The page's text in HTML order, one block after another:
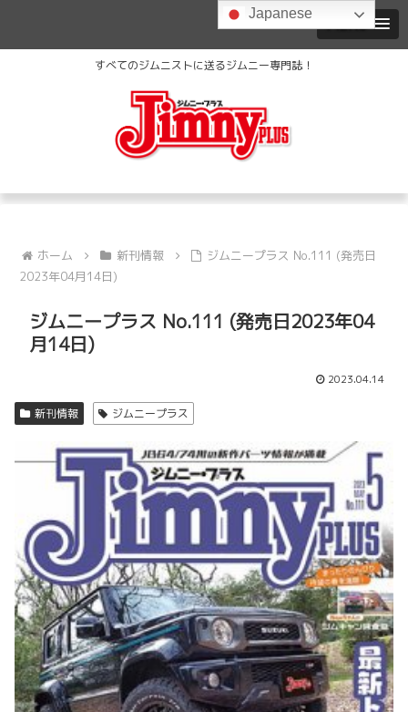
MENU
すべてのジムニストに送るジムニー専門誌！
ホーム 新刊情報
ジムニープラス No.111 (発売日
2023年04月14日)
ジムニープラス No.111 (発売日2023年04
月14日)
2023.04.14
新刊情報 ジムニープラス
Japanese